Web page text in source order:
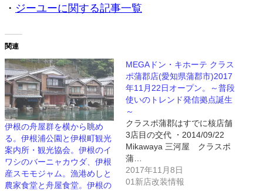
・ ジーユーに関する記事一覧
関連
伊根の舟屋群を横から眺め
る。伊根浦公園と伊根町観光
案内所・観光協会。伊根のイ
ワシのバーニャカウダ、伊根
産スモモジャム。漁港めしと
農家食堂と舟屋食堂。伊根の
MEGAドン・キホーテ クラス
ポ蒲郡店(愛知県蒲郡市)2017
年11月22日オープン。～普段
使いのトレンド発信拠点誕生
～
クラスポ蒲郡はすでに核店舗
3店目の交代 ・2014/09/22
Mikawaya 三河屋 クラスポ
蒲…
2017年11月8日
01新店改装情報